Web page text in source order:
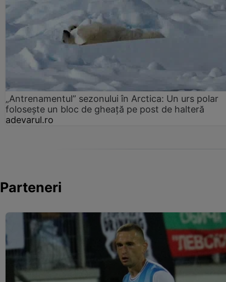
„Antrenamentul” sezonului în Arctica: Un urs polar
folosește un bloc de gheață pe post de halteră
adevarul.ro
Parteneri